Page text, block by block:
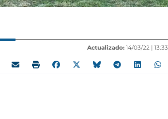
Actualizado: 14/03/22 | 13:33